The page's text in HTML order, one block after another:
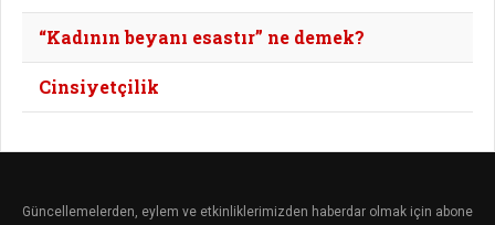
“Kadının beyanı esastır” ne demek?
Cinsiyetçilik
Güncellemelerden, eylem ve etkinliklerimizden haberdar olmak için abone